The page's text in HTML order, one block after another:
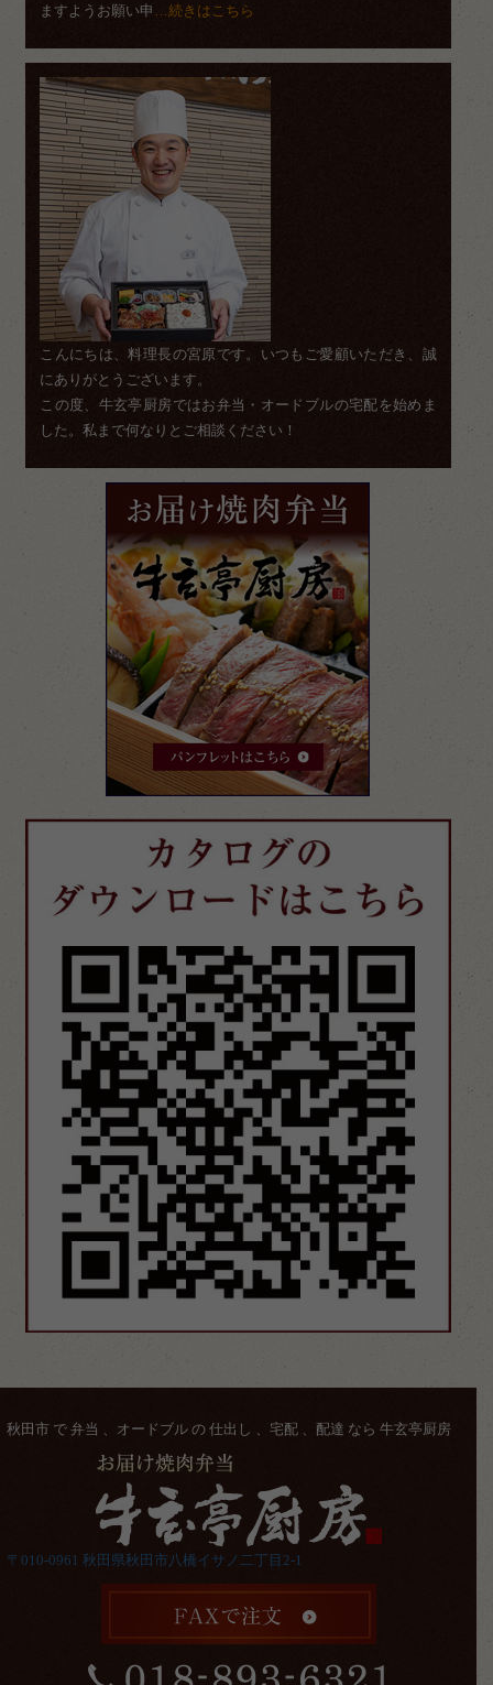
ますようお願い申
…続きはこちら
こんにちは、料理長の宮原です。いつもご愛顧いただき、誠
にありがとうございます。
この度、牛玄亭厨房ではお弁当・オードブルの宅配を始めま
した。私まで何なりとご相談ください！
秋田市 で 弁当 、オードブル の 仕出し 、宅配 、配達 なら 牛玄亭厨房
〒010-0961 秋田県秋田市八橋イサノ二丁目2-1